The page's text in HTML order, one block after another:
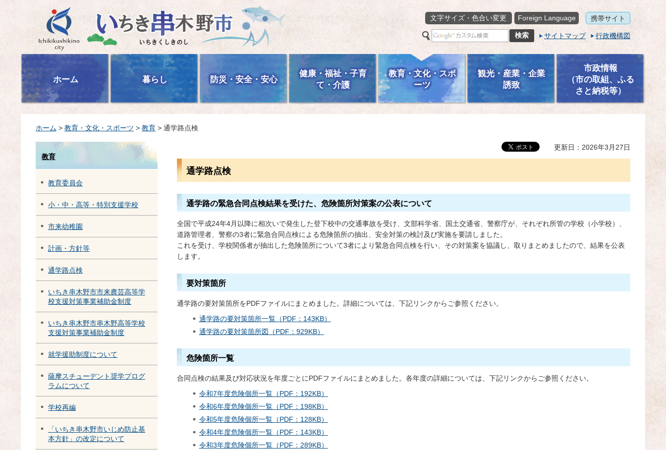
いちき串木野市
文字サイズ・色合い変更
Foreign Language 携帯サイト
サイトマップ 行政機構図
ホーム 暮らし 防災・安全・安心
健康・福祉・子育
て・介護
教育・文化・スポ
ーツ
観光・産業・企業
誘致
市政情報
（市の取組、ふる
さと納税等）
ホーム > 教育・文化・スポーツ > 教育 > 通学路点検
教育
教育委員会
小・中・高等・特別支援学校
市来幼稚園
計画・方針等
通学路点検
いちき串木野市市来農芸高等学
校支援対策事業補助金制度
いちき串木野市串木野高等学校
支援対策事業補助金制度
就学援助制度について
薩摩スチューデント奨学プログ
ラムについて
学校再編
「いちき串木野市いじめ防止基
本方針」の改定について
更新日：2026年3月27日
通学路点検
通学路の緊急合同点検結果を受けた、危険箇所対策案の公表について
全国で平成24年4月以降に相次いで発生した登下校中の交通事故を受け、文部科学省、国土交通省、警察庁が、それぞれ所管の学校（小学校）、
道路管理者、警察の3者に緊急合同点検による危険箇所の抽出、安全対策の検討及び実施を要請しました。
これを受け、学校関係者が抽出した危険箇所について3者により緊急合同点検を行い、その対策案を協議し、取りまとめましたので、結果を公表
します。
要対策箇所
通学路の要対策箇所をPDFファイルにまとめました。詳細については、下記リンクからご参照ください。
通学路の要対策箇所一覧（PDF：143KB）
通学路の要対策箇所図（PDF：929KB）
危険箇所一覧
合同点検の結果及び対応状況を年度ごとにPDFファイルにまとめました。各年度の詳細については、下記リンクからご参照ください。
令和7年度危険個所一覧（PDF：192KB）
令和6年度危険個所一覧（PDF：198KB）
令和5年度危険個所一覧（PDF：128KB）
令和4年度危険個所一覧（PDF：143KB）
令和3年度危険個所一覧（PDF：289KB）